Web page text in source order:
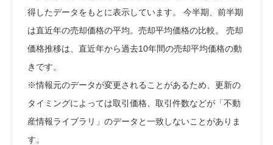
得したデータをもとに表示しています。 今半期、前半期
は直近年の売却価格の平均。売却平均価格の比較。 売却
価格推移は、直近年から過去10年間の売却平均価格の動
きです。
※情報元のデータが変更されることがあるため、更新の
タイミングによっては取引価格、取引件数などが「不動
産情報ライブラリ」のデータと一致しないことがありま
す。